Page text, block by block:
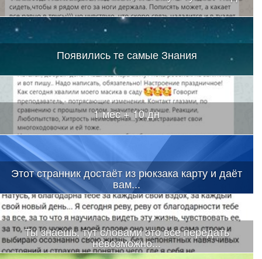
Появились те самые Знания
1 мес + 10 дн
Этот странник достаёт из рюкзака карту и даёт
вам...
Ты знаешь, тут словами это все передать
невозможно...